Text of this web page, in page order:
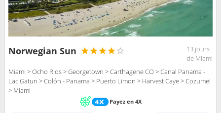
Norwegian Sun
13 jours
de Miami
Miami > Ocho Rios > Georgetown > Carthagene CO > Canal Panama -
Lac Gatun > Colón - Panama > Puerto Limon > Harvest Caye > Cozumel
> Miami
Payez en 4X